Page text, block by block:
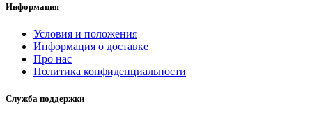
Информация
Условия и положения
Информация о доставке
Про нас
Политика конфиденциальности
Служба поддержки